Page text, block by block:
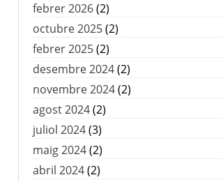
febrer 2026(2)
octubre 2025(2)
febrer 2025(2)
desembre 2024(2)
novembre 2024(2)
agost 2024(2)
juliol 2024(3)
maig 2024(2)
abril 2024(2)